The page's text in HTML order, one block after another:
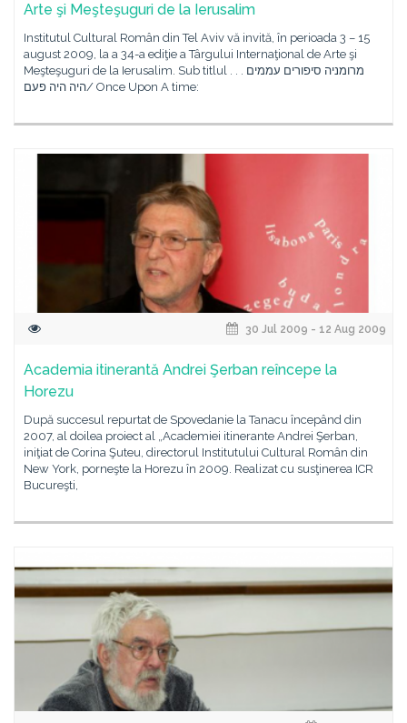
Arte şi Meşteşuguri de la Ierusalim
Institutul Cultural Român din Tel Aviv vă invită, în perioada 3 – 15
august 2009, la a 34-a ediţie a Târgului Internaţional de Arte şi
Meşteşuguri de la Ierusalim. Sub titlul מרומניה סיפורים עממים . . .
היה היה פעם/ Once Upon A time:
30 Jul 2009 - 12 Aug 2009
Academia itinerantă Andrei Şerban reîncepe la
Horezu
După succesul repurtat de Spovedanie la Tanacu începând din
2007, al doilea proiect al „Academiei itinerante Andrei Şerban,
iniţiat de Corina Şuteu, directorul Institutului Cultural Român din
New York, porneşte la Horezu în 2009. Realizat cu susţinerea ICR
Bucureşti,